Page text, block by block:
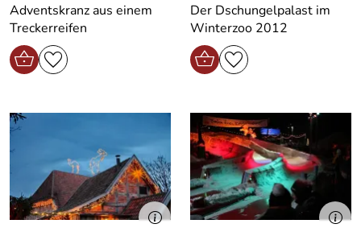
Adventskranz aus einem
Treckerreifen
Der Dschungelpalast im
Winterzoo 2012